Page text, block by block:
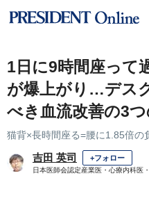
1日に9時間座って
が爆上がり…デス
べき血流改善の3
猫背×長時間座る=腰に1.85倍の
吉田 英司 +フォロー
日本医師会認定産業医・心療内科医